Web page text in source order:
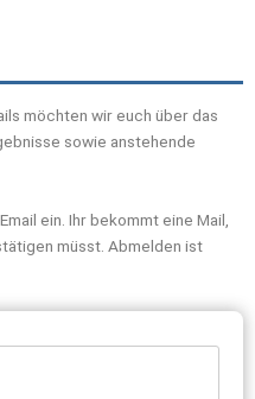
möchten wir euch über das
sowie anstehende
ein. Ihr bekommt eine Mail,
müsst. Abmelden ist